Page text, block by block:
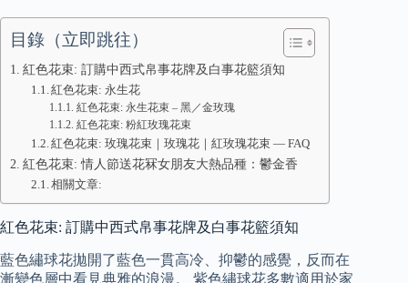
目錄（立即跳往）
紅色花束: 訂購中西式帛事花牌及白事花籃須知
紅色花束: 永生花
紅色花束: 永生花束 – 黑／金玫瑰
紅色花束: 粉紅玫瑰花束
紅色花束: 玫瑰花束｜玫瑰花｜紅玫瑰花束 — FAQ
紅色花束: 情人節送花冧女朋友大熱品種：鬱金香
相關文章:
紅色花束: 訂購中西式帛事花牌及白事花籃須知
藍色繡球花拋開了藍色一貫高冷、抑鬱的感覺，反而在
漸變色層中看見典雅的浪漫。 紫色繡球花多數適用於家